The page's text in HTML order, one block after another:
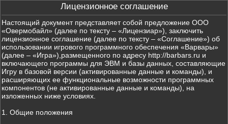
Лицензионное соглашение
Настоящий документ представляет собой предложение ООО
«Овермобайл» (далее по тексту – «Лицензиар»), заключить
лицензионное соглашение (далее по тексту – «Соглашение») об
использовании игрового программного обеспечения «Варвары»
(далее – «Игра»),размещенного по адресу http://barbars.ru и
включающего программы для ЭВМ и базы данных, составляющие
Игру в базовой версии (активированные данные и команды), и
расширяющих ее функциональные возможности программных
компонентов (не активированные данные и команды), на
изложенных ниже условиях.
1. Общие положения